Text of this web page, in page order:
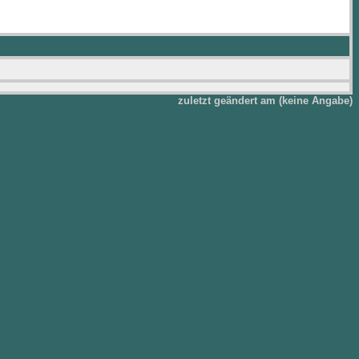
zuletzt geändert am (keine Angabe)